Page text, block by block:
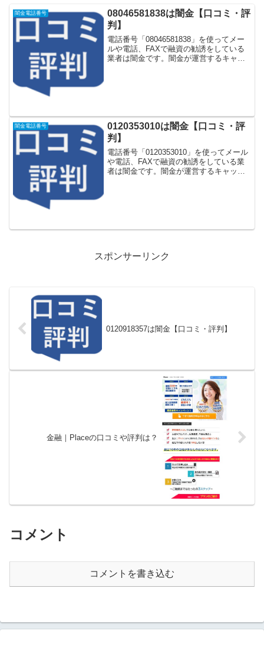
闇金電話番号
08046581838は闇金【口コミ・評
判】
電話番号「08046581838」を使ってメー
ルや電話、FAXで融資の勧誘をしている
業者は闇金です。闇金が運営するキャッ
闇金電話番号
0120353010は闇金【口コミ・評
判】
電話番号「0120353010」を使ってメール
や電話、FAXで融資の勧誘をしている業
者は闇金です。闇金が運営するキャッシ
スポンサーリンク
0120918357は闇金【口コミ・評判】
金融｜Placeの口コミや評判は？
コメント
コメントを書き込む